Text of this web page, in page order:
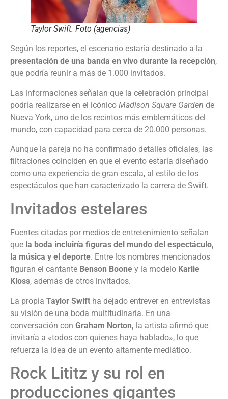
Taylor Swift. Foto (agencias)
Según los reportes, el escenario estaría destinado a la
presentación de una banda en vivo durante la recepción,
que podría reunir a más de 1.000 invitados.
Las informaciones señalan que la celebración principal
podría realizarse en el icónico Madison Square Garden de
Nueva York, uno de los recintos más emblemáticos del
mundo, con capacidad para cerca de 20.000 personas.
Aunque la pareja no ha confirmado detalles oficiales, las
filtraciones coinciden en que el evento estaría diseñado
como una experiencia de gran escala, al estilo de los
espectáculos que han caracterizado la carrera de Swift.
Invitados estelares
Fuentes citadas por medios de entretenimiento señalan
que la boda incluiría figuras del mundo del espectáculo,
la música y el deporte. Entre los nombres mencionados
figuran el cantante Benson Boone y la modelo Karlie
Kloss, además de otros invitados.
La propia Taylor Swift ha dejado entrever en entrevistas
su visión de una boda multitudinaria. En una
conversación con Graham Norton, la artista afirmó que
invitaría a «todos con quienes haya hablado», lo que
refuerza la idea de un evento altamente mediático.
Rock Lititz y su rol en
producciones gigantes